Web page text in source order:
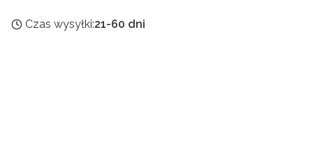
Czas wysyłki:21-60 dni